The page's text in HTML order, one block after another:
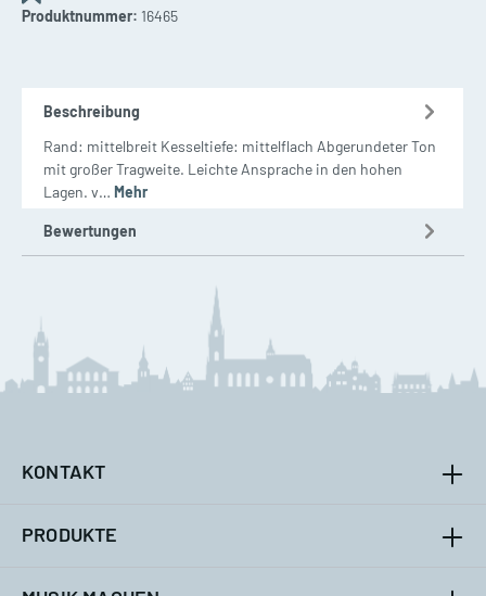
Produktnummer: 16465
Beschreibung
Rand: mittelbreit Kesseltiefe: mittelflach Abgerundeter Ton
mit großer Tragweite. Leichte Ansprache in den hohen
Lagen. v… Mehr
Bewertungen
KONTAKT
PRODUKTE